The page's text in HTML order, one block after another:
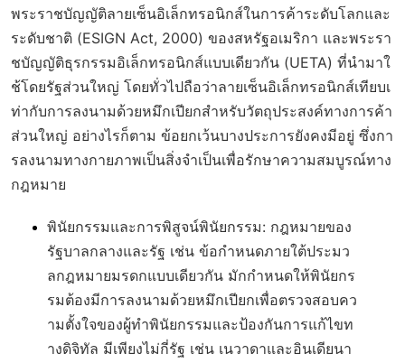
พระราชบัญญัติลายเซ็นอิเล็กทรอนิกส์ในการค้าระดับโลกและ
ระดับชาติ (ESIGN Act, 2000) ของสหรัฐอเมริกา และพระรา
ชบัญญัติธุรกรรมอิเล็กทรอนิกส์แบบเดียวกัน (UETA) ที่นำมาใ
ช้โดยรัฐส่วนใหญ่ โดยทั่วไปถือว่าลายเซ็นอิเล็กทรอนิกส์เทียบเ
ท่ากับการลงนามด้วยหมึกเปียกสำหรับวัตถุประสงค์ทางการค้า
ส่วนใหญ่ อย่างไรก็ตาม ข้อยกเว้นบางประการยังคงมีอยู่ ซึ่งกา
รลงนามทางกายภาพเป็นสิ่งจำเป็นเพื่อรักษาความสมบูรณ์ทาง
กฎหมาย
พินัยกรรมและการพิสูจน์พินัยกรรม: กฎหมายของ
รัฐบาลกลางและรัฐ เช่น ข้อกำหนดภายใต้ประมว
ลกฎหมายมรดกแบบเดียวกัน มักกำหนดให้พินัยกร
รมต้องมีการลงนามด้วยหมึกเปียกเพื่อตรวจสอบคว
ามตั้งใจของผู้ทำพินัยกรรมและป้องกันการแก้ไขท
างดิจิทัล มีเพียงไม่กี่รัฐ เช่น เนวาดาและอินเดียนา